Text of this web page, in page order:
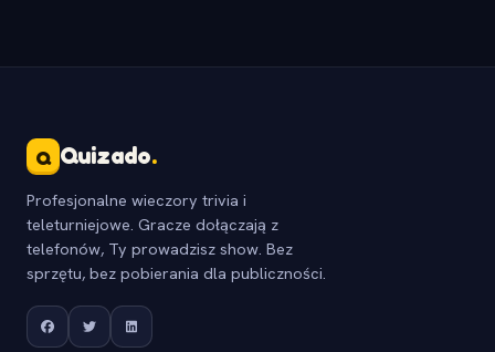
Q Quizado.
Profesjonalne wieczory trivia i
teleturniejowe. Gracze dołączają z
telefonów, Ty prowadzisz show. Bez
sprzętu, bez pobierania dla publiczności.